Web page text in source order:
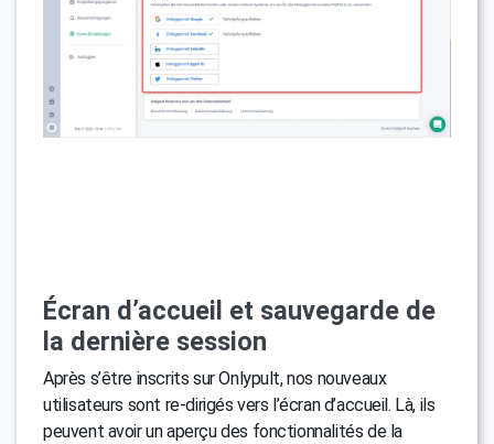
Écran d’accueil et sauvegarde de
la dernière session
Après s’être inscrits sur Onlypult, nos nouveaux
utilisateurs sont re-dirigés vers l’écran d’accueil. Là, ils
peuvent avoir un aperçu des fonctionnalités de la